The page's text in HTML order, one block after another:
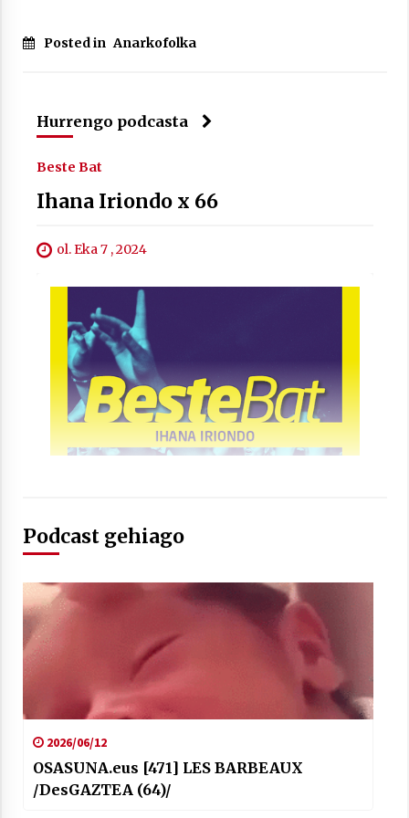
Posted in Anarkofolka
Hurrengo podcasta
Beste Bat
Ihana Iriondo x 66
ol. Eka 7 , 2024
Podcast gehiago
2026/06/12
OSASUNA.eus [471] LES BARBEAUX
/DesGAZTEA (64)/